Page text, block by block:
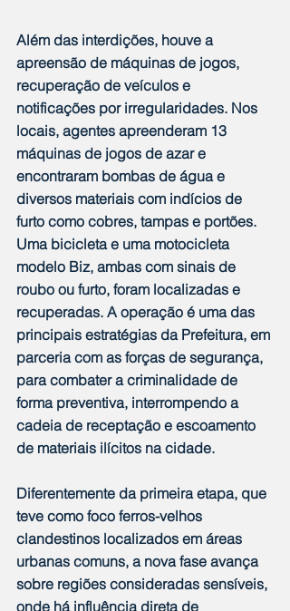
Além das interdições, houve a
apreensão de máquinas de jogos,
recuperação de veículos e
notificações por irregularidades. Nos
locais, agentes apreenderam 13
máquinas de jogos de azar e
encontraram bombas de água e
diversos materiais com indícios de
furto como cobres, tampas e portões.
Uma bicicleta e uma motocicleta
modelo Biz, ambas com sinais de
roubo ou furto, foram localizadas e
recuperadas. A operação é uma das
principais estratégias da Prefeitura, em
parceria com as forças de segurança,
para combater a criminalidade de
forma preventiva, interrompendo a
cadeia de receptação e escoamento
de materiais ilícitos na cidade.
Diferentemente da primeira etapa, que
teve como foco ferros-velhos
clandestinos localizados em áreas
urbanas comuns, a nova fase avança
sobre regiões consideradas sensíveis,
onde há influência direta de